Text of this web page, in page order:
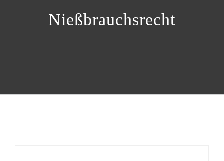
Nießbrauchsrecht